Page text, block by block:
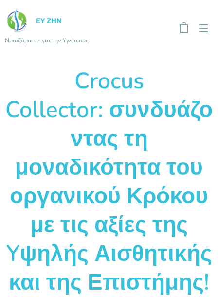
ΕΥ ΖΗΝ
Νοιαζόμαστε για την Υγεία σας
Crocus
Collector: συνδυάζο
ντας τη
μοναδικότητα του
οργανικού Κρόκου
με τις αξίες της
Yψηλής Αισθητικής
και της Επιστήμης!